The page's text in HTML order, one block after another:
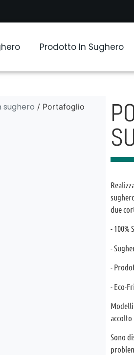
Prodotto In Sughero
sughero / Portafoglio
due
- 100%
-
-
- Eco-
accolto
Sono